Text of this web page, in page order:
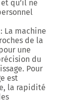
qu’il ne
: La machine
de la
une
du
Pour
est
la rapidité